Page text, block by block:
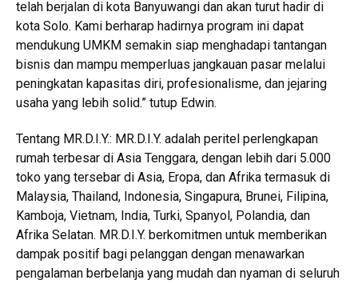
telah berjalan di kota Banyuwangi dan akan turut hadir di
kota Solo. Kami berharap hadirnya program ini dapat
mendukung UMKM semakin siap menghadapi tantangan
bisnis dan mampu memperluas jangkauan pasar melalui
peningkatan kapasitas diri, profesionalisme, dan jejaring
usaha yang lebih solid.” tutup Edwin.
Tentang MR.D.I.Y.: MR.D.I.Y. adalah peritel perlengkapan
rumah terbesar di Asia Tenggara, dengan lebih dari 5.000
toko yang tersebar di Asia, Eropa, dan Afrika termasuk di
Malaysia, Thailand, Indonesia, Singapura, Brunei, Filipina,
Kamboja, Vietnam, India, Turki, Spanyol, Polandia, dan
Afrika Selatan. MR.D.I.Y. berkomitmen untuk memberikan
dampak positif bagi pelanggan dengan menawarkan
pengalaman berbelanja yang mudah dan nyaman di seluruh